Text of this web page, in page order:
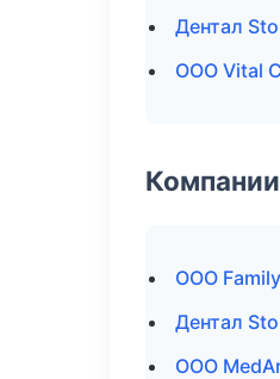
Дентал
ООО Vital
ООО
Дентал
ООО